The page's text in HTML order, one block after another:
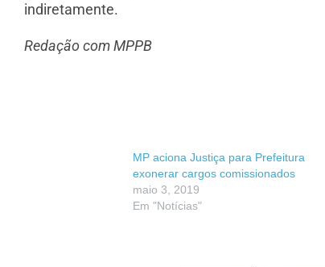
indiretamente.
Redação com MPPB
MP aciona Justiça para Prefeitura
exonerar cargos comissionados
maio 3, 2019
Em "Notícias"